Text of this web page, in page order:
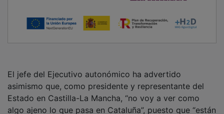
El jefe del Ejecutivo autonómico ha advertido
asimismo que, como presidente y representante del
Estado en Castilla-La Mancha, “no voy a ver como
algo ajeno lo que pasa en Cataluña”, puesto que “están